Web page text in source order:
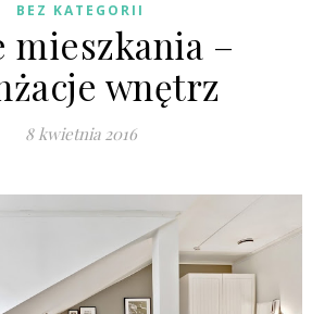
BEZ KATEGORII
mieszkania –
wnętrz
8 kwietnia 2016